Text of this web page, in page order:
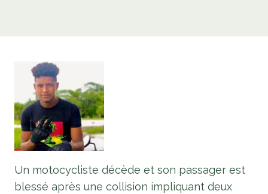
Un motocycliste décède et son passager est
blessé après une collision impliquant deux